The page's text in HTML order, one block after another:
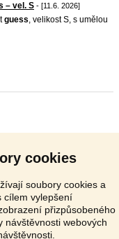
cookies
soubory cookies a
cílem vylepšení
přizpůsobeného
návštěvnosti webových
– vel. S - [11.6. 2026]
guess, velikost S, s umělou